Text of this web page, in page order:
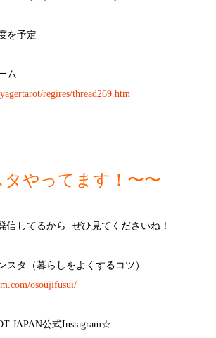
を予定
ム
regires/thread269.htm
タやってます！〜〜
信してるから ぜひ見てくださいね！
スタ（暮らしをよくするコツ）
osoujifusui/
JAPAN公式Instagram☆